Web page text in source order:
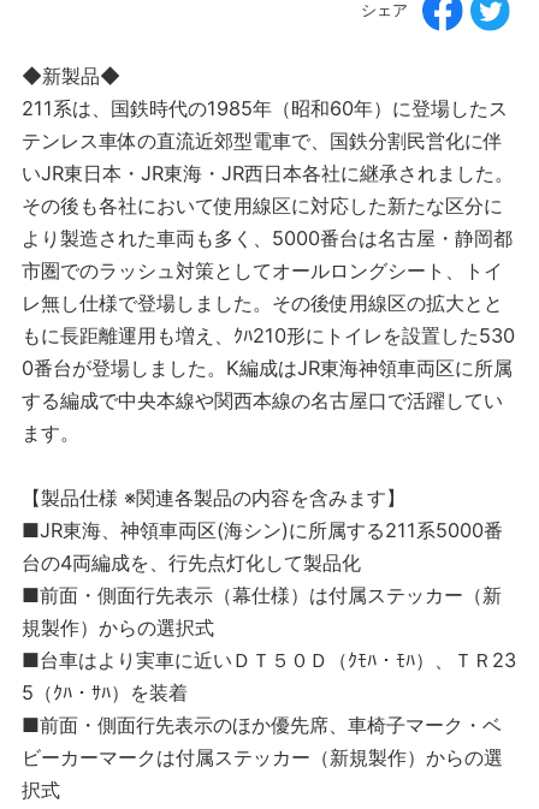
シェア
◆新製品◆
211系は、国鉄時代の1985年（昭和60年）に登場したス
テンレス車体の直流近郊型電車で、国鉄分割民営化に伴
いJR東日本・JR東海・JR西日本各社に継承されました。
その後も各社において使用線区に対応した新たな区分に
より製造された車両も多く、5000番台は名古屋・静岡都
市圏でのラッシュ対策としてオールロングシート、トイ
レ無し仕様で登場しました。その後使用線区の拡大とと
もに長距離運用も増え、ｸﾊ210形にトイレを設置した530
0番台が登場しました。K編成はJR東海神領車両区に所属
する編成で中央本線や関西本線の名古屋口で活躍してい
ます。
【製品仕様 ※関連各製品の内容を含みます】
■JR東海、神領車両区(海シン)に所属する211系5000番
台の4両編成を、行先点灯化して製品化
■前面・側面行先表示（幕仕様）は付属ステッカー（新
規製作）からの選択式
■台車はより実車に近いＤＴ５０Ｄ（ｸﾓﾊ・ﾓﾊ）、ＴＲ23
5（ｸﾊ・ｻﾊ）を装着
■前面・側面行先表示のほか優先席、車椅子マーク・ベ
ビーカーマークは付属ステッカー（新規製作）からの選
択式